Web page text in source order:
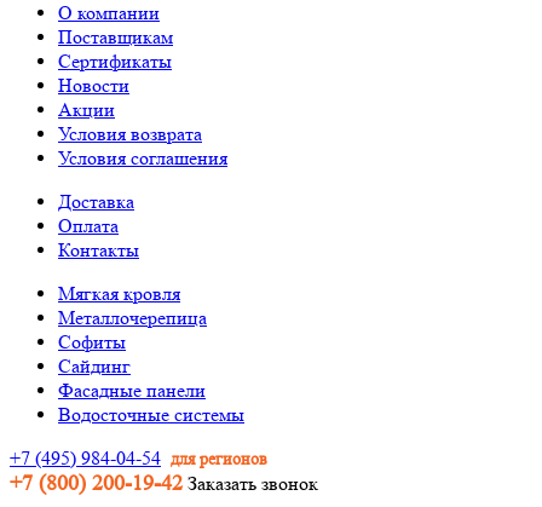
О компании
Поставщикам
Сертификаты
Новости
Акции
Условия возврата
Условия соглашения
Доставка
Оплата
Контакты
Мягкая кровля
Металлочерепица
Софиты
Сайдинг
Фасадные панели
Водосточные системы
+7 (495) 984-04-54 для регионов
+7 (800) 200-19-42 Заказать звонок